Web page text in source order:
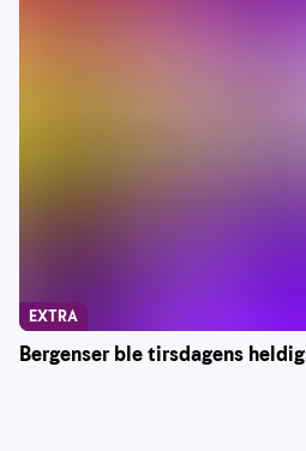
Bergenser ble tirsdagens
EXTRA